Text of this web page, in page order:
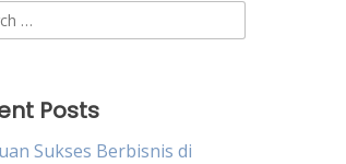
Posts
Sukses Berbisnis di